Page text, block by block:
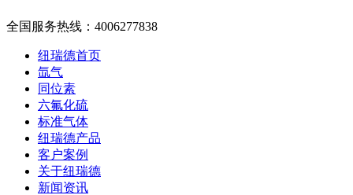
全国服务热线： 4006277838
纽瑞德首页
氙气
同位素
六氟化硫
标准气体
纽瑞德产品
客户案例
关于纽瑞德
新闻资讯